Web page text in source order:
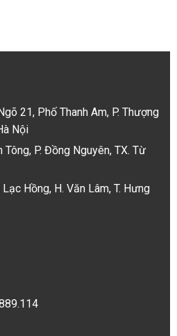
21, Phố Thanh Am, P. Thượng
Nội
P. Đồng Nguyên, TX. Từ
Hồng, H. Văn Lâm, T. Hưng